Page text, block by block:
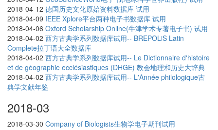
2018-04-12 德国历史文化原始资料数据库 试用
2018-04-09 IEEE Xplore平台两种电子书数据库 试用
2018-04-06 Oxford Scholarship Online(牛津学术专著电子书) 试用
2018-04-02 西方古典学系列数据库试用-- BREPOLiS Latin
Complete拉丁语大全数据库
2018-04-02 西方古典学系列数据库试用-- Le Dictionnaire d'histoire
et de géographie ecclésiastiques (DHGE) 教会地理和历史大辞典
2018-04-02 西方古典学系列数据库试用-- L'Année philologique古
典学文献年鉴
2018-03
2018-03-30 Company of Biologists生物学电子期刊试用